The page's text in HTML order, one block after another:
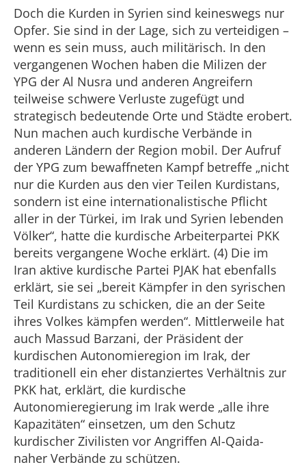
Doch die Kurden in Syrien sind keineswegs nur
Opfer. Sie sind in der Lage, sich zu verteidigen –
wenn es sein muss, auch militärisch. In den
vergangenen Wochen haben die Milizen der
YPG der Al Nusra und anderen Angreifern
teilweise schwere Verluste zugefügt und
strategisch bedeutende Orte und Städte erobert.
Nun machen auch kurdische Verbände in
anderen Ländern der Region mobil. Der Aufruf
der YPG zum bewaffneten Kampf betreffe „nicht
nur die Kurden aus den vier Teilen Kurdistans,
sondern ist eine internationalistische Pflicht
aller in der Türkei, im Irak und Syrien lebenden
Völker“, hatte die kurdische Arbeiterpartei PKK
bereits vergangene Woche erklärt. (4) Die im
Iran aktive kurdische Partei PJAK hat ebenfalls
erklärt, sie sei „bereit Kämpfer in den syrischen
Teil Kurdistans zu schicken, die an der Seite
ihres Volkes kämpfen werden“. Mittlerweile hat
auch Massud Barzani, der Präsident der
kurdischen Autonomieregion im Irak, der
traditionell ein eher distanziertes Verhältnis zur
PKK hat, erklärt, die kurdische
Autonomieregierung im Irak werde „alle ihre
Kapazitäten“ einsetzen, um den Schutz
kurdischer Zivilisten vor Angriffen Al-Qaida-
naher Verbände zu schützen.